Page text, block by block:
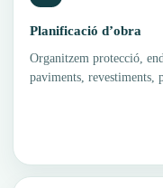
Planificació d’obra
Organitzem protecció,
paviments, revestiments,